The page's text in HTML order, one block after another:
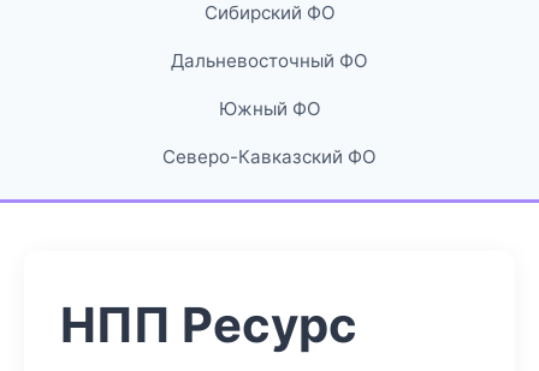
Сибирский ФО
Дальневосточный ФО
Южный ФО
Северо-Кавказский ФО
НПП Ресурс